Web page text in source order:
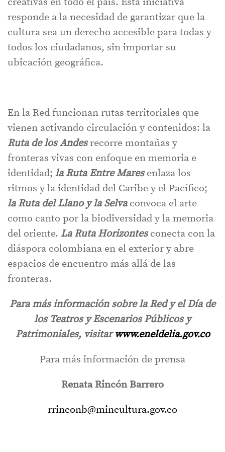
responde a la necesidad de garantizar que la
cultura sea un derecho accesible para todas y
todos los ciudadanos, sin importar su
ubicación geográfica.
En la Red funcionan rutas territoriales que
vienen activando circulación y contenidos: la
Ruta de los Andesrecorre montañas y
fronteras vivas con enfoque en memoria e
identidad; la Ruta Entre Maresenlaza los
ritmos y la identidad del Caribe y el Pacífico;
la Ruta del Llano y la Selvaconvoca el arte
como canto por la biodiversidad y la memoria
del oriente. La Ruta Horizontesconecta con la
diáspora colombiana en el exterior y abre
espacios de encuentro más allá de las
fronteras.
Para más información sobre la Red y el Día de
los Teatros y Escenarios Públicos y
Patrimoniales, visitarwww.eneldelia.gov.co
Para más información de prensa
Renata Rincón Barrero
rrinconb@mincultura.gov.co